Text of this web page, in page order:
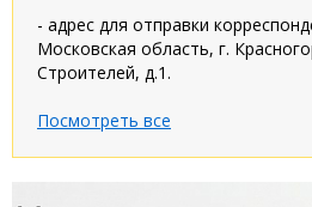
- адрес для отправки
Московская область, г.
Строителей, д.1.
Посмотреть все